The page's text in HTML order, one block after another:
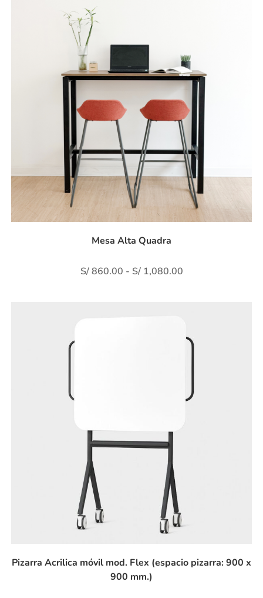
Mesa Alta Quadra
S/860.00 - S/1,080.00
Pizarra Acrilica móvil mod. Flex (espacio pizarra: 900 x
900 mm.)